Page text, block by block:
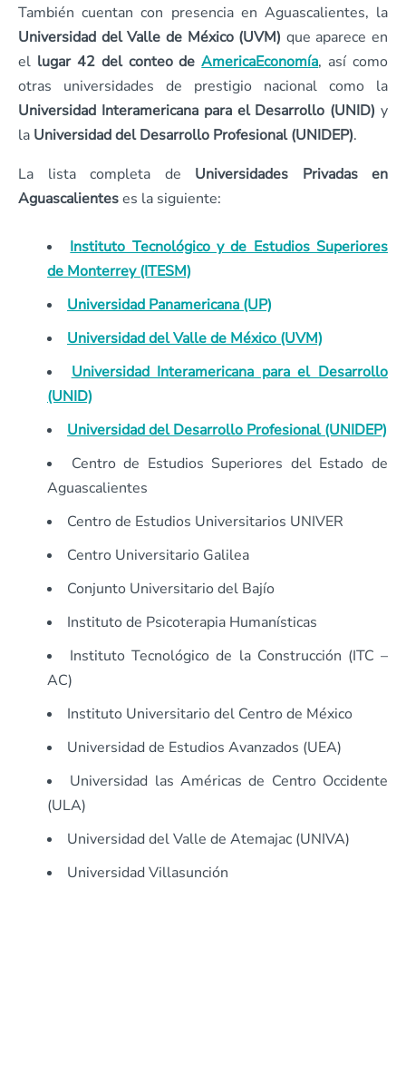
También cuentan con presencia en Aguascalientes, la
Universidad del Valle de México (UVM) que aparece en
el lugar 42 del conteo deAmericaEconomía, así como
otras universidades de prestigio nacional como la
Universidad Interamericana para el Desarrollo (UNID) y
la Universidad del Desarrollo Profesional (UNIDEP).
La lista completa de Universidades Privadas en
Aguascalienteses la siguiente:
Instituto Tecnológico y de Estudios Superiores
de Monterrey (ITESM)
Universidad Panamericana (UP)
Universidad del Valle de México (UVM)
Universidad Interamericana para el Desarrollo
(UNID)
Universidad del Desarrollo Profesional (UNIDEP)
Centro de Estudios Superiores del Estado de
Aguascalientes
Centro de Estudios Universitarios UNIVER
Centro Universitario Galilea
Conjunto Universitario del Bajío
Instituto de Psicoterapia Humanísticas
Instituto Tecnológico de la Construcción (ITC –
AC)
Instituto Universitario del Centro de México
Universidad de Estudios Avanzados (UEA)
Universidad las Américas de Centro Occidente
(ULA)
Universidad del Valle de Atemajac (UNIVA)
Universidad Villasunción